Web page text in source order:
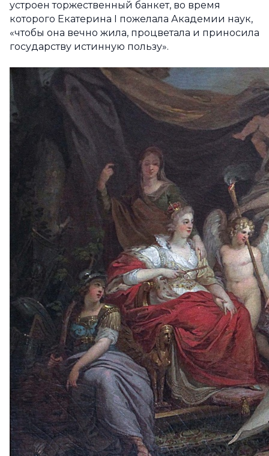
устроен торжественный банкет, во время
которого Екатерина I пожелала Академии наук,
«чтобы она вечно жила, процветала и приносила
государству истинную пользу».